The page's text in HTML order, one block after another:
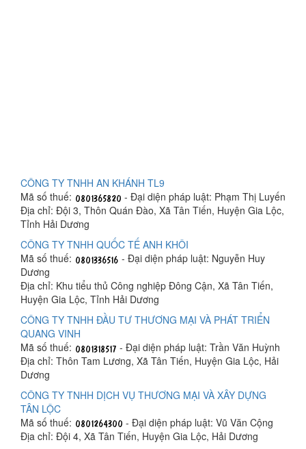
CÔNG TY TNHH AN KHÁNH TL9
Mã số thuế:
- Đại diện pháp luật: Phạm Thị Luyến
Địa chỉ: Đội 3, Thôn Quán Đào, Xã Tân Tiến, Huyện Gia Lộc,
Tỉnh Hải Dương
CÔNG TY TNHH QUỐC TẾ ANH KHÔI
Mã số thuế:
- Đại diện pháp luật: Nguyễn Huy
Dương
Địa chỉ: Khu tiểu thủ Công nghiệp Đông Cận, Xã Tân Tiến,
Huyện Gia Lộc, Tỉnh Hải Dương
CÔNG TY TNHH ĐẦU TƯ THƯƠNG MẠI VÀ PHÁT TRIỂN
QUANG VINH
Mã số thuế:
- Đại diện pháp luật: Trần Văn Huỳnh
Địa chỉ: Thôn Tam Lương, Xã Tân Tiến, Huyện Gia Lộc, Hải
Dương
CÔNG TY TNHH DỊCH VỤ THƯƠNG MẠI VÀ XÂY DỰNG
TÂN LỘC
Mã số thuế:
- Đại diện pháp luật: Vũ Văn Cộng
Địa chỉ: Đội 4, Xã Tân Tiến, Huyện Gia Lộc, Hải Dương